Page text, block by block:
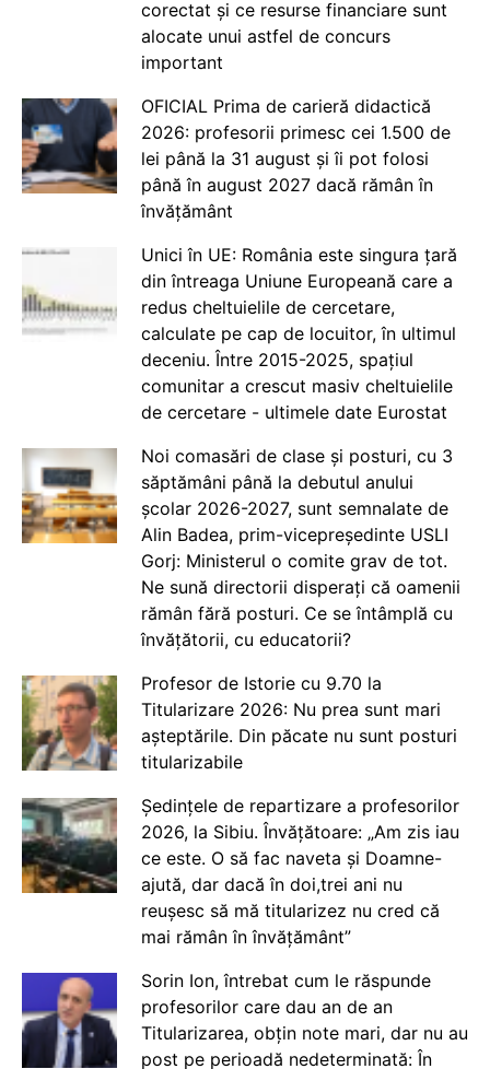
corectat și ce resurse financiare sunt
alocate unui astfel de concurs
important
OFICIAL Prima de carieră didactică
2026: profesorii primesc cei 1.500 de
lei până la 31 august și îi pot folosi
până în august 2027 dacă rămân în
învățământ
Unici în UE: România este singura țară
din întreaga Uniune Europeană care a
redus cheltuielile de cercetare,
calculate pe cap de locuitor, în ultimul
deceniu. Între 2015-2025, spațiul
comunitar a crescut masiv cheltuielile
de cercetare - ultimele date Eurostat
Noi comasări de clase și posturi, cu 3
săptămâni până la debutul anului
școlar 2026-2027, sunt semnalate de
Alin Badea, prim-vicepreședinte USLI
Gorj: Ministerul o comite grav de tot.
Ne sună directorii disperați că oamenii
rămân fără posturi. Ce se întâmplă cu
învățătorii, cu educatorii?
Profesor de Istorie cu 9.70 la
Titularizare 2026: Nu prea sunt mari
așteptările. Din păcate nu sunt posturi
titularizabile
Ședințele de repartizare a profesorilor
2026, la Sibiu. Învățătoare: „Am zis iau
ce este. O să fac naveta și Doamne-
ajută, dar dacă în doi,trei ani nu
reușesc să mă titularizez nu cred că
mai rămân în învățământ”
Sorin Ion, întrebat cum le răspunde
profesorilor care dau an de an
Titularizarea, obțin note mari, dar nu au
post pe perioadă nedeterminată: În